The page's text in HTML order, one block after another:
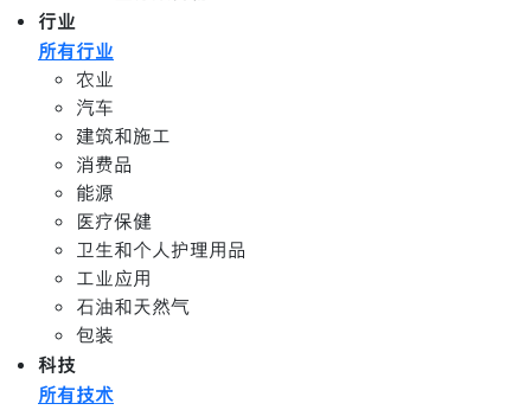
行业
所有行业
农业
汽车
建筑和施工
消费品
能源
医疗保健
卫生和个人护理用品
工业应用
石油和天然气
包装
科技
所有技术